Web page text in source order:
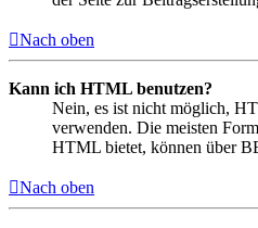
Nach oben
Kann ich HTML benutzen?
Nein, es ist nicht möglich,
verwenden. Die meisten
HTML bietet, können über
Nach oben